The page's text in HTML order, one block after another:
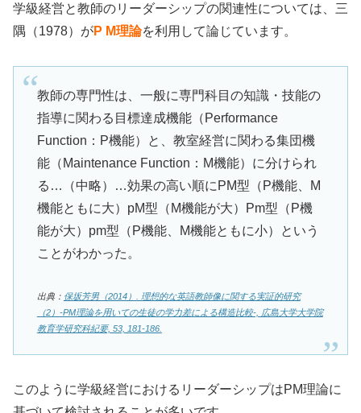
学級経営と教師のリーダーシップの関連性については、三
隅（1978）がP M理論を利用して論じています。
教師の専門性は、一般に専門科目の知識・技能の
指導に関わる目標達成機能（Performance
Function：P機能）と、教室経営に関わる集団機
能（Maintenance Function：M機能）に分けられ
る…（中略）…効果の高い順にPM型（P機能、M
機能ともに大）pM型（M機能が大）Pm型（P機
能が大）pm型（P機能、M機能ともに小）という
ことがわかった。
出典： 保坂芳男（2014）. 理想的な英語教師像に関する実証的研究
（2）-PM理論を用いての生徒の学力差による構造比較-, 広島大学大学院
教育学研究科紀要, 53, 181-186.
このように学級経営におけるリーダーシップはPM理論に